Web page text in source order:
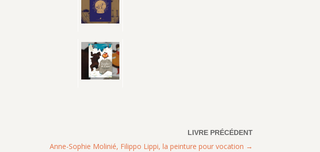
Anne-Sophie Molinié, Filippo Lippi, la peinture pour vocation